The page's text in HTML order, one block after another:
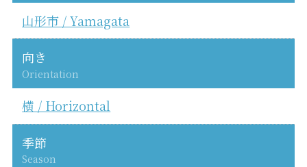
山形市 / Yamagata
向き
Orientation
横 / Horizontal
季節
Season